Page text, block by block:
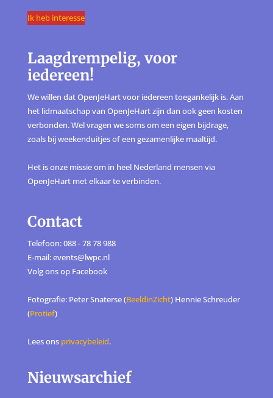
Ik heb interesse
Laagdrempelig, voor
iedereen!
We willen dat OpenJeHart voor iedereen toegankelijk is. Aan
het lidmaatschap van OpenJeHart zijn dan ook geen kosten
verbonden. Wel vragen we soms om een eigen bijdrage,
zoals bij weekenduitjes of een gezamenlijke maaltijd.
Het is onze missie om in heel Nederland mensen via
OpenJeHart met elkaar te verbinden.
Contact
Telefoon: 088 - 78 78 988
E-mail: events@lwpc.nl
Volg ons op Facebook
Fotografie: Peter Snaterse (BeeldinZicht) Hennie Schreuder
(Protief)
Lees ons privacybeleid.
Nieuwsarchief